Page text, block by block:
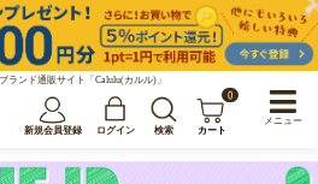
ランド通販サイト「Calulu(カルル)」
新規会員登録 ログイン 検索
0
カート
メニュー